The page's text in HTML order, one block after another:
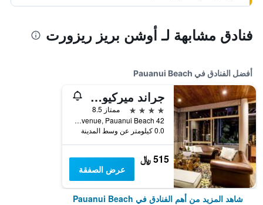
فنادق مشابهة لـ أوشن بريز ريزورت
أفضل الفنادق في Pauanui Beach
جراند ميركيور بوكا بارك ريزورت
4 نجوم
ممتاز 8.5
42 Mount Avenue, Pauanui Beach, نيوزيلندا
0.0 كيلومتر عن وسط المدينة
515 ﷼
عرض الصفقة
شاهد المزيد من أهم الفنادق في Pauanui Beach